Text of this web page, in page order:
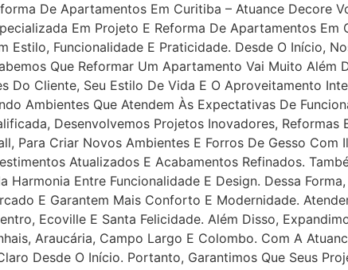
De Apartamentos Em Curitiba – Atuance Decore
Em Projeto E Reforma De Apartamentos
Estilo, Funcionalidade E Praticidade. Desde O Início,
Que Reformar Um Apartamento Vai Muito Além
Do Cliente, Seu Estilo De Vida E O Aproveitamento
Ambientes Que Atendem Às Expectativas De
Desenvolvemos Projetos Inovadores,
Para Criar Novos Ambientes E Forros De Gesso
Atualizados E Acabamentos Refinados.
Harmonia Entre Funcionalidade E Design. Dessa
E Garantem Mais Conforto E Modernidade.
Ecoville E Santa Felicidade. Além Disso,
Araucária, Campo Largo E Colombo. Com A
Desde O Início. Portanto, Garantimos Que Seus